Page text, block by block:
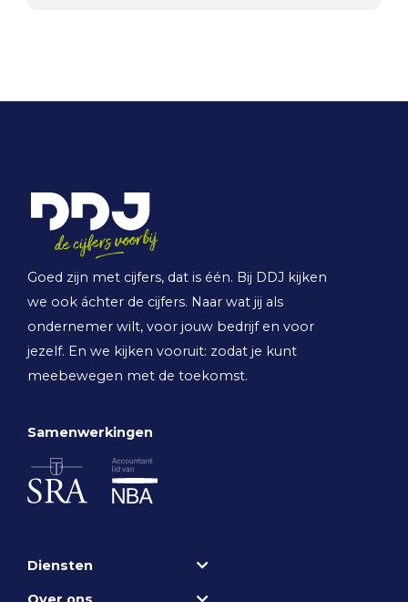
Goed zijn met cijfers, dat is één. Bij DDJ kijken
we ook áchter de cijfers. Naar wat jij als
ondernemer wilt, voor jouw bedrijf en voor
jezelf. En we kijken vooruit: zodat je kunt
meebewegen met de toekomst.
Samenwerkingen
Diensten